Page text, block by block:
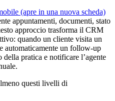
(apre in una nuova scheda)
appuntamenti, documenti, stato
approccio trasforma il CRM
quando un cliente visita un
automaticamente un follow-up
pratica e notificare l’agente
questi livelli di